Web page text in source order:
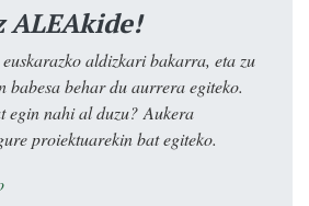
ALEAkide!
aldizkari bakarra, eta zu
babesa behar du aurrera egiteko.
egin nahi al duzu? Aukera
proiektuarekin bat egiteko.